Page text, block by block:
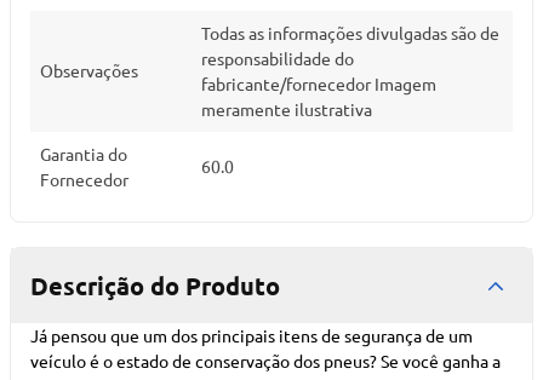
Observações
Todas as informações divulgadas são de
responsabilidade do
fabricante/fornecedor Imagem
meramente ilustrativa
Garantia do
Fornecedor
60.0
Descrição do Produto
Já pensou que um dos principais itens de segurança de um
veículo é o estado de conservação dos pneus? Se você ganha a